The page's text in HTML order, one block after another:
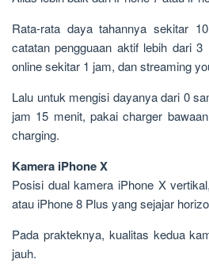
Rata-rata daya tahannya sekitar
catatan pengguaan aktif lebih dari
online sekitar 1 jam, dan streaming
Lalu untuk mengisi dayanya dari 0
jam 15 menit, pakai charger
charging.
Kamera iPhone X
Posisi dual kamera iPhone X
atau iPhone 8 Plus yang sejajar
Pada prakteknya, kualitas kedua
jauh.